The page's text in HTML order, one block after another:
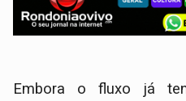
Embora o fluxo já